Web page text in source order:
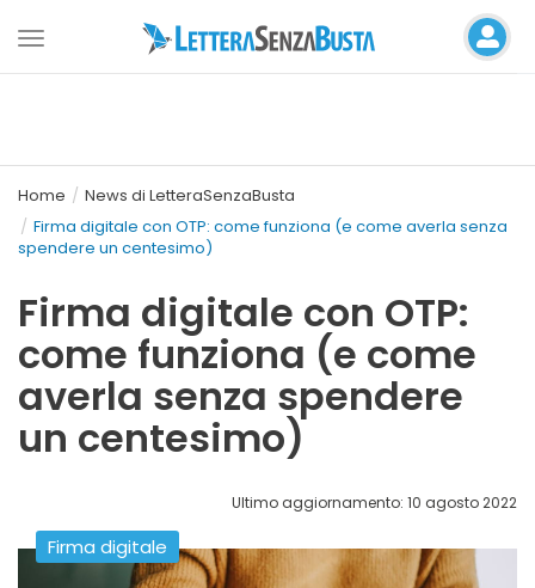
Toggle
Home
News di LetteraSenzaBusta
Firma digitale con OTP: come funziona (e come averla senza
spendere un centesimo)
Firma digitale con OTP:
come funziona (e come
averla senza spendere
un centesimo)
Ultimo aggiornamento: 10 agosto 2022
Firma digitale